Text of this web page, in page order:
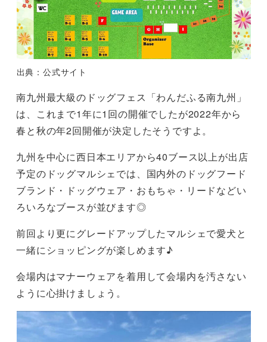
出典：公式サイト
南九州最大級のドッグフェス「わんだふる南九州」
は、これまで1年に1回の開催でしたが2022年から
春と秋の年2回開催が決定したそうですよ。
九州を中心に西日本エリアから40ブース以上が出店
予定のドッグマルシェでは、国内外のドッグフード
ブランド・ドッグウェア・おもちゃ・リードなどい
ろいろなブースが並びます◎
前回より更にグレードアップしたマルシェで愛犬と
一緒にショッピングが楽しめます♪
会場内はマナーウェアを着用して会場内を汚さない
ように心掛けましょう。